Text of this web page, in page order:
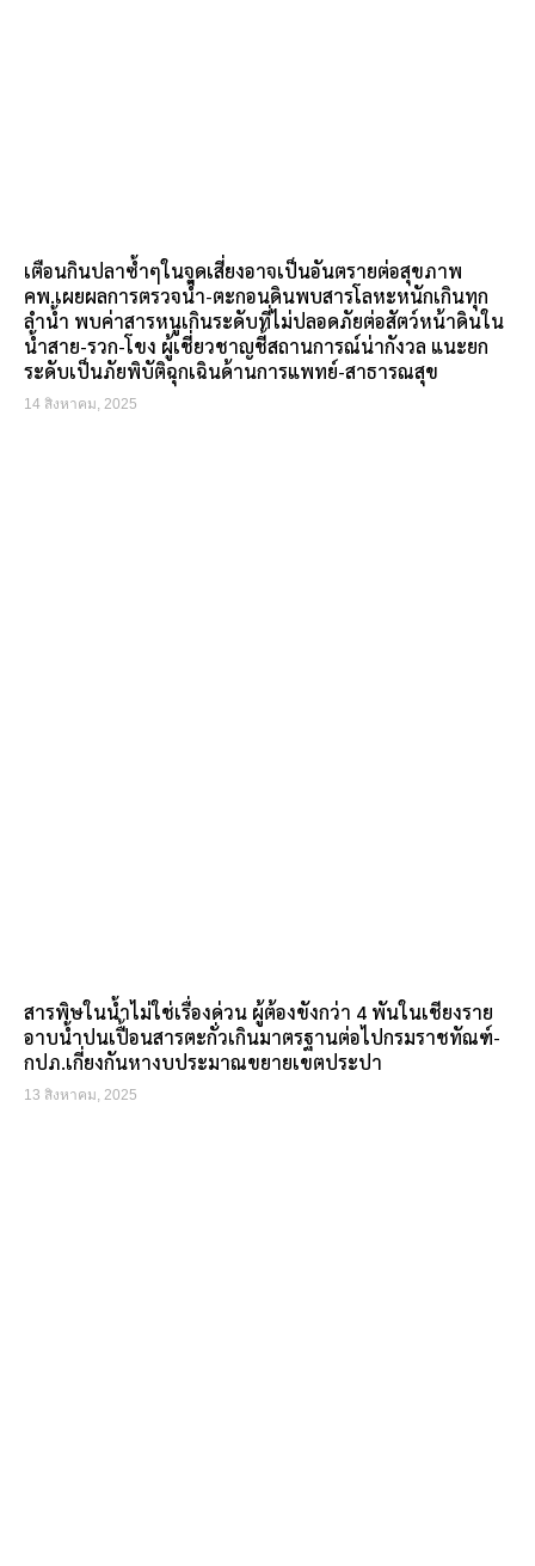
เตือนกินปลาซ้ำๆในจุดเสี่ยงอาจเป็นอันตรายต่อสุขภาพ
คพ.เผยผลการตรวจน้ำ-ตะกอนดินพบสารโลหะหนักเกินทุก
ลำน้ำ พบค่าสารหนูเกินระดับที่ไม่ปลอดภัยต่อสัตว์หน้าดินใน
น้ำสาย-รวก-โขง ผู้เชี่ยวชาญชี้สถานการณ์น่ากังวล แนะยก
ระดับเป็นภัยพิบัติฉุกเฉินด้านการแพทย์-สาธารณสุข
14 สิงหาคม, 2025
สารพิษในน้ำไม่ใช่เรื่องด่วน ผู้ต้องขังกว่า 4 พันในเชียงราย
อาบน้ำปนเปื้อนสารตะกั่วเกินมาตรฐานต่อไปกรมราชทัณฑ์-
กปภ.เกี่ยงกันหางบประมาณขยายเขตประปา
13 สิงหาคม, 2025